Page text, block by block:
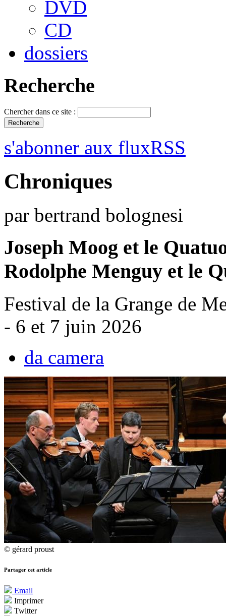
DVD
CD
dossiers
Recherche
Chercher dans ce site :
s'abonner aux fluxRSS
Chroniques
par bertrand bolognesi
Joseph Moog et le
Rodolphe Menguy et le
Festival de la Grange de
- 6 et 7 juin 2026
da camera
© gérard proust
Partager cet article
Email
Imprimer
Twitter